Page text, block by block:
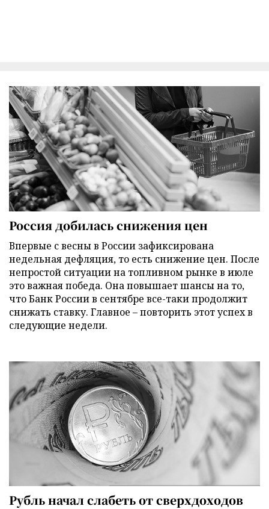
Россия добилась снижения цен
Впервые с весны в России зафиксирована
недельная дефляция, то есть снижение цен. После
непростой ситуации на топливном рынке в июле
это важная победа. Она повышает шансы на то,
что Банк России в сентябре все-таки продолжит
снижать ставку. Главное – повторить этот успех в
следующие недели.
Рубль начал слабеть от сверхдоходов